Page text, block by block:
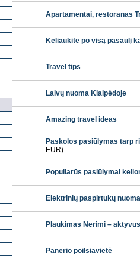
Apartamentai, restoranas
Keliaukite po visą pasaulį
Travel tips
Laivų nuoma Klaipėdoje
Amazing travel ideas
Paskolos pasiūlymas tarp
EUR)
Populiarūs pasiūlymai
Elektrinių paspirtukų
Plaukimas Nerimi –
Panerio poilsiavietė